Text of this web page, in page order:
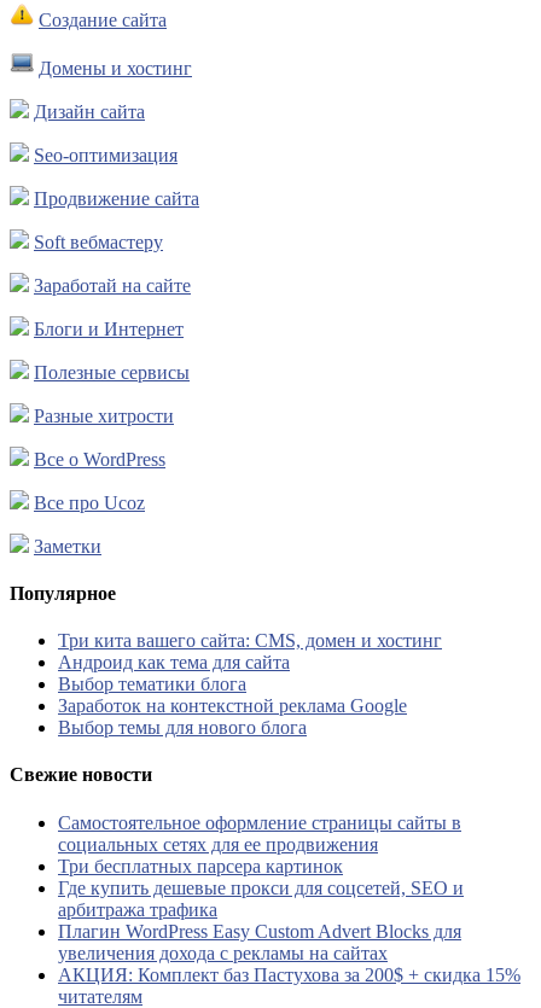
Создание сайта
Домены и хостинг
Дизайн сайта
Seo-оптимизация
Продвижение сайта
Soft вебмастеру
Заработай на сайте
Блоги и Интернет
Полезные сервисы
Разные хитрости
Все о WordPress
Все про Ucoz
Заметки
Популярное
Три кита вашего сайта: CMS, домен и хостинг
Андроид как тема для сайта
Выбор тематики блога
Заработок на контекстной реклама Google
Выбор темы для нового блога
Свежие новости
Самостоятельное оформление страницы сайты в
социальных сетях для ее продвижения
Три бесплатных парсера картинок
Где купить дешевые прокси для соцсетей, SEO и
арбитража трафика
Плагин WordPress Easy Custom Advert Blocks для
увеличения дохода с рекламы на сайтах
АКЦИЯ: Комплект баз Пастухова за 200$ + скидка 15%
читателям